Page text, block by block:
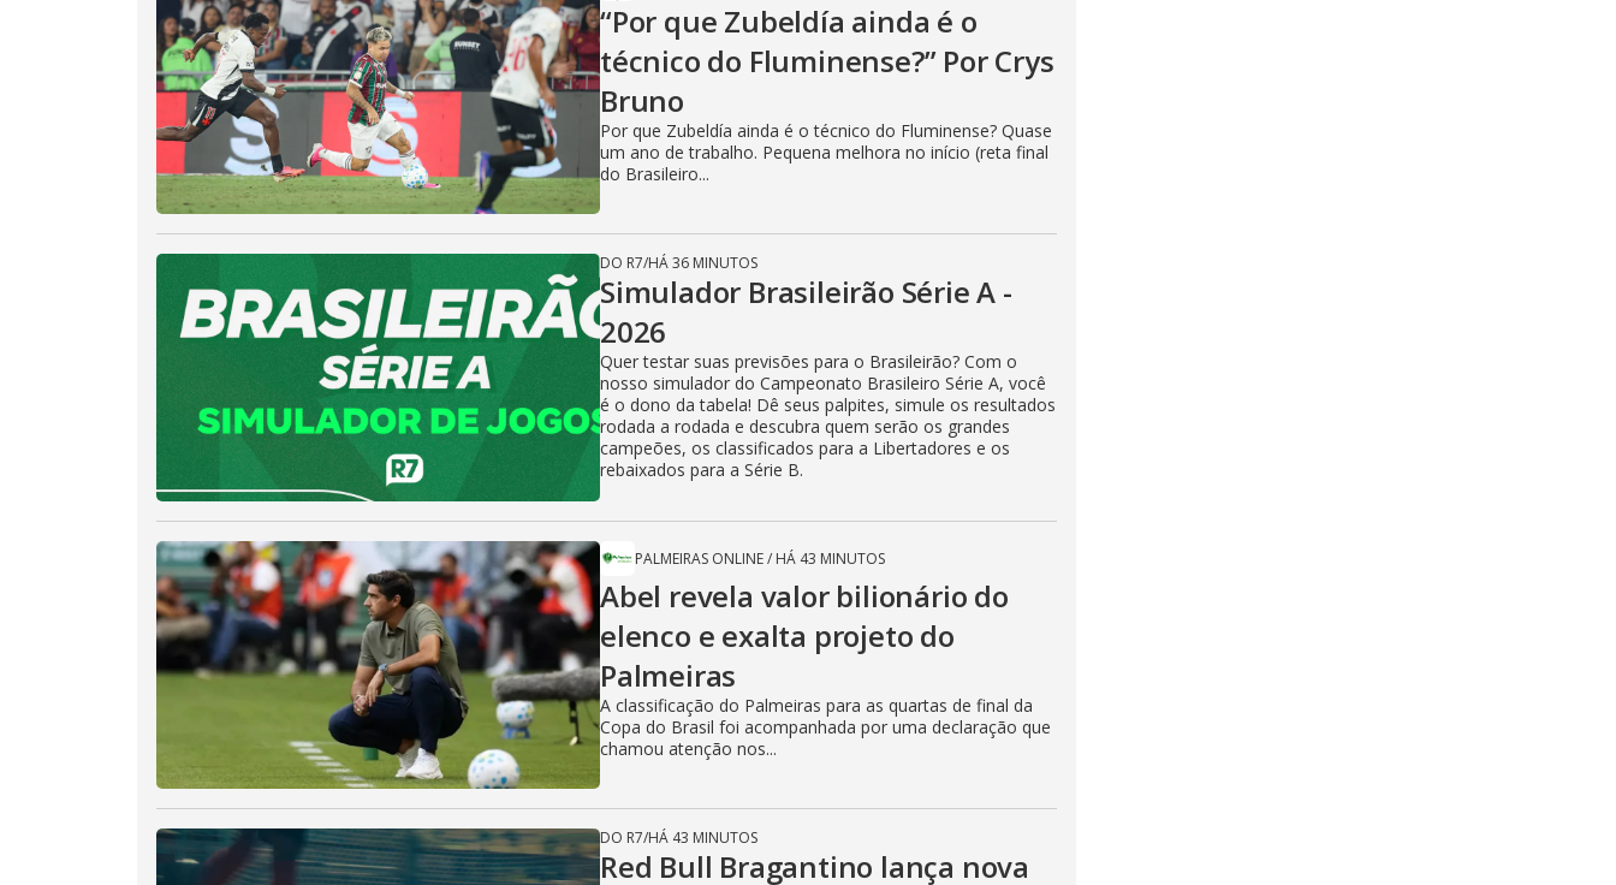
“Por que Zubeldía ainda é o
técnico do Fluminense?” Por Crys
Bruno
Por que Zubeldía ainda é o técnico do Fluminense? Quase
um ano de trabalho. Pequena melhora no início (reta final
do Brasileiro...
DO R7/HÁ 36 MINUTOS
Simulador Brasileirão Série A -
2026
Quer testar suas previsões para o Brasileirão? Com o
nosso simulador do Campeonato Brasileiro Série A, você
é o dono da tabela! Dê seus palpites, simule os resultados
rodada a rodada e descubra quem serão os grandes
campeões, os classificados para a Libertadores e os
rebaixados para a Série B.
PALMEIRAS ONLINE/ HÁ 43 MINUTOS
Abel revela valor bilionário do
elenco e exalta projeto do
Palmeiras
A classificação do Palmeiras para as quartas de final da
Copa do Brasil foi acompanhada por uma declaração que
chamou atenção nos...
DO R7/HÁ 43 MINUTOS
Red Bull Bragantino lança nova